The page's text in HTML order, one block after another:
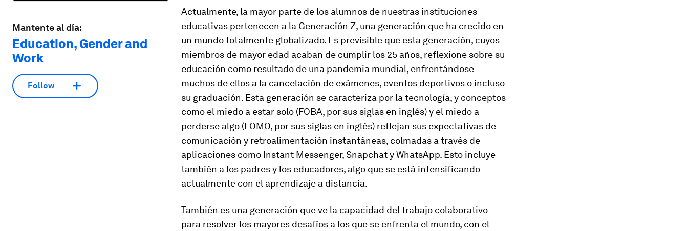
Mantente al día:
Education, Gender and
Work
Follow
Actualmente, la mayor parte de los alumnos de nuestras instituciones
educativas pertenecen a la Generación Z, una generación que ha crecido en
un mundo totalmente globalizado. Es previsible que esta generación, cuyos
miembros de mayor edad acaban de cumplir los 25 años, reflexione sobre su
educación como resultado de una pandemia mundial, enfrentándose
muchos de ellos a la cancelación de exámenes, eventos deportivos o incluso
su graduación. Esta generación se caracteriza por la tecnología, y conceptos
como el miedo a estar solo (FOBA, por sus siglas en inglés) y el miedo a
perderse algo (FOMO, por sus siglas en inglés) reflejan sus expectativas de
comunicación y retroalimentación instantáneas, colmadas a través de
aplicaciones como Instant Messenger, Snapchat y WhatsApp. Esto incluye
también a los padres y los educadores, algo que se está intensificando
actualmente con el aprendizaje a distancia.
También es una generación que ve la capacidad del trabajo colaborativo
para resolver los mayores desafíos a los que se enfrenta el mundo, con el